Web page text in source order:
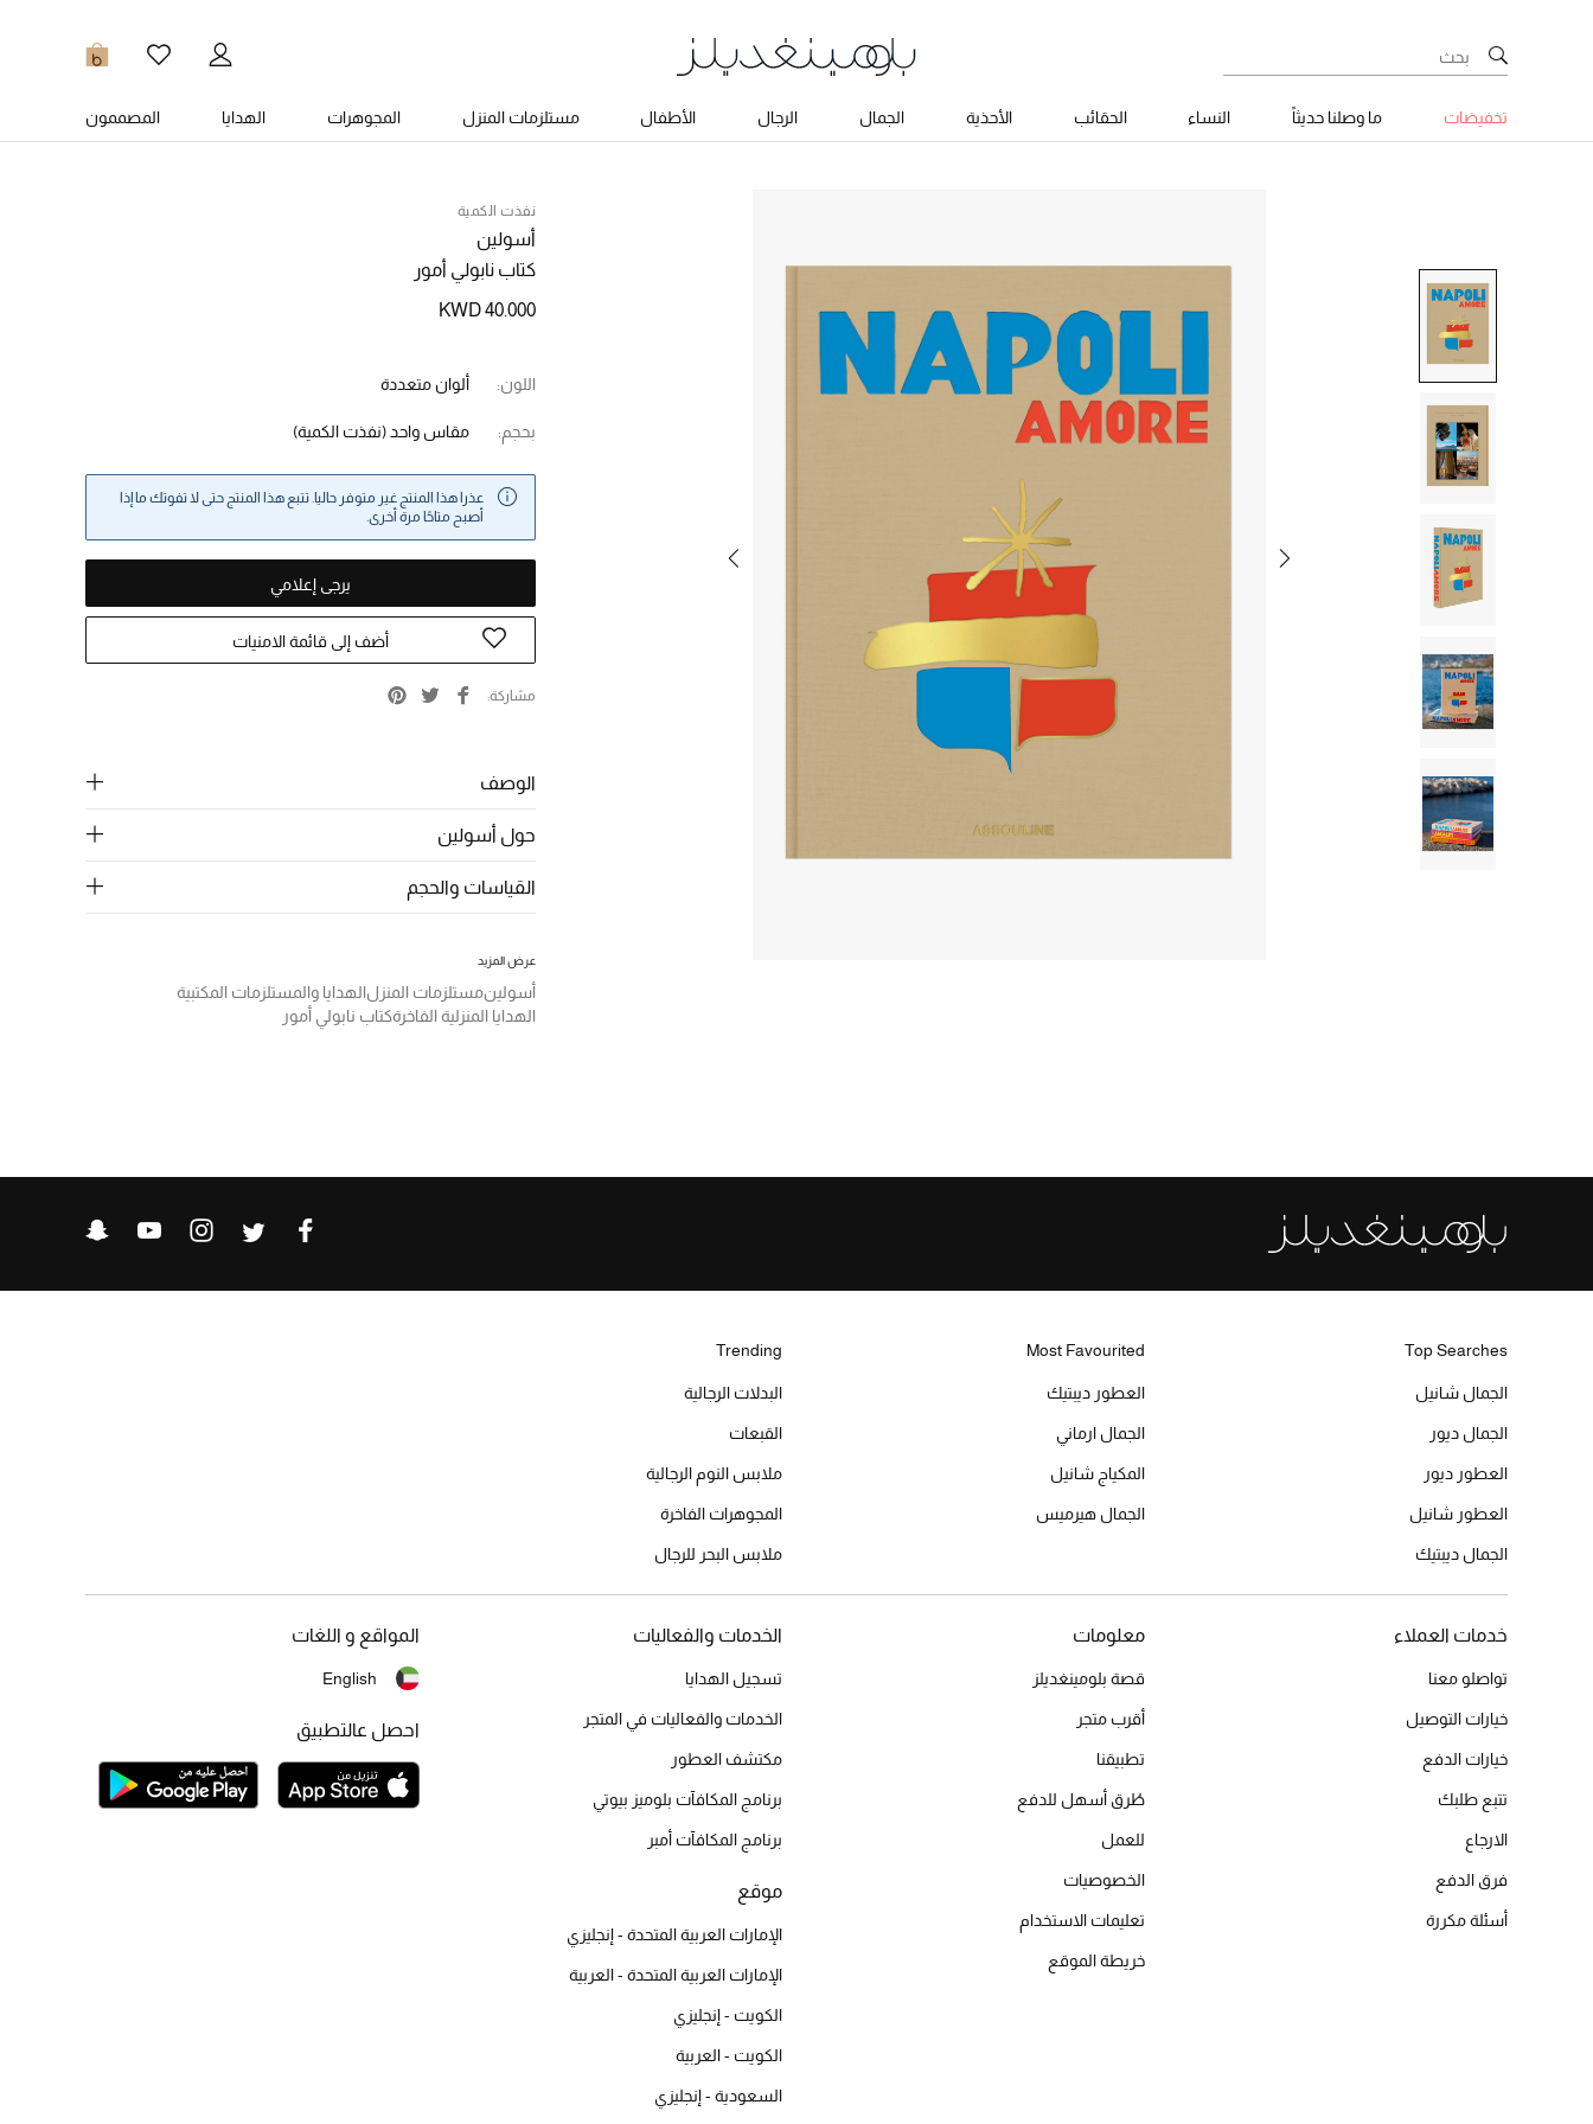
0
تخفيضات ما وصلنا حديثاً النساء الحقائب الأحذية الجمال الرجال الأطفال مستلزمات المنزل المجوهرات الهدايا المصممون
نفذت الكمية
أسولين
كتاب نابولي أمور
KWD 40.000
اللون: ألوان متعددة
بحجم: مقاس واحد (نفذت الكمية)
عذرا هذا المنتج غير متوفر حاليا. تتبع هذا المنتج حتى لا تفوتك ما إذا
أصبح متاحًا مرة أخرى.
يرجى إعلامي
أضف إلى قائمة الامنيات
مشاركة
الوصف
حول أسولين
القياسات والحجم
عرض المزيد
أسولينمستلزمات المنزلالهدايا والمستلزمات المكتبية
الهدايا المنزلية الفاخرةكتاب نابولي أمور
Top Searches
الجمال شانيل
الجمال ديور
العطور ديور
العطور شانيل
الجمال ديبتيك
Most Favourited
العطور ديبتيك
الجمال ارماني
المكياج شانيل
الجمال هيرميس
Trending
البدلات الرجالية
القبعات
ملابس النوم الرجالية
المجوهرات الفاخرة
ملابس البحر للرجال
خدمات العملاء
تواصلو معنا
خيارات التوصيل
خيارات الدفع
تتبع طلبك
الارجاع
فرق الدفع
أسئلة مكررة
معلومات
قصة بلومينغديلز
أقرب متجر
تطبيقنا
طُرق أسهل للدفع
للعمل
الخصوصيات
تعليمات الاستخدام
خريطة الموقع
الخدمات والفعاليات
تسجيل الهدايا
الخدمات والفعاليات في المتجر
مكتشف العطور
برنامج المكافآت بلوميز بيوتي
برنامج المكافآت أمبر
موقع
الإمارات العربية المتحدة - إنجليزي
الإمارات العربية المتحدة - العربية
الكويت - إنجليزي
الكويت - العربية
السعودية - إنجليزي
المواقع و اللغات
English
احصل عالتطبيق